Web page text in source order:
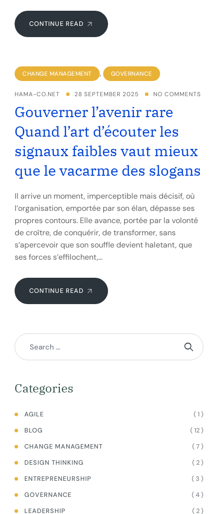
CONTINUE READ
CHANGE MANAGEMENT , GOVERNANCE
HAMA-CO.NET 28 SEPTEMBER 2025 NO COMMENTS
Gouverner l’avenir rare
Quand l’art d’écouter les
signaux faibles vaut mieux
que le vacarme des slogans
Il arrive un moment, imperceptible mais décisif, où
l’organisation, emportée par son élan, dépasse ses
propres contours. Elle avance, portée par la volonté
de croître, de conquérir, de transformer, sans
s’apercevoir que son souffle devient haletant, que
ses forces s’effilochent,…
CONTINUE READ
Categories
AGILE
( 1 )
BLOG
( 12 )
CHANGE MANAGEMENT
( 7 )
DESIGN THINKING
( 2 )
ENTREPRENEURSHIP
( 3 )
GOVERNANCE
( 4 )
LEADERSHIP
( 2 )